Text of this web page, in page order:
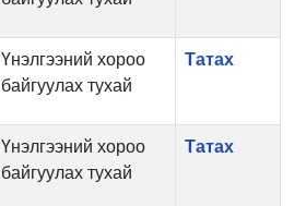
Үнэлгээний хороо
байгуулах тухай
Татах
Үнэлгээний хороо
байгуулах тухай
Татах